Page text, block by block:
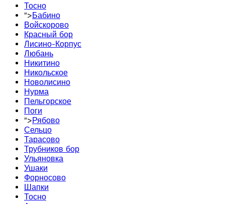
Тосно
">Бабино
Войскорово
Красный бор
Лисино-Корпус
Любань
Никитино
Никольское
Новолисино
Нурма
Пельгорское
Поги
">Рябово
Сельцо
Тарасово
Трубников бор
Ульяновка
Ушаки
Форносово
Шапки
Тосно